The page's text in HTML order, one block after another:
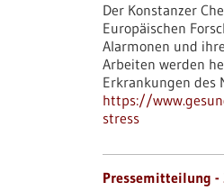
Der Konstanzer
Europäischen
Alarmonen und
Arbeiten werden
Erkrankungen des
https://
stress
Pressemitteilung -